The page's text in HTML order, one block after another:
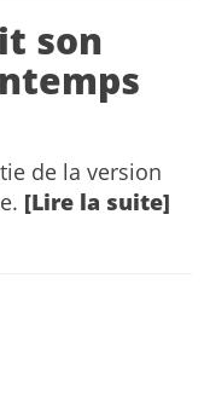
son
de la version
[Lire la suite]